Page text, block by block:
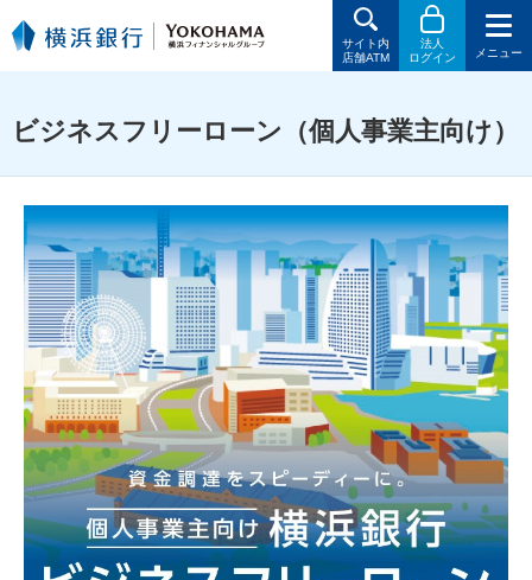
サイト内
店舗ATM
法人
ログイン
メニュー
ビジネスフリーローン（個人事業主向け）